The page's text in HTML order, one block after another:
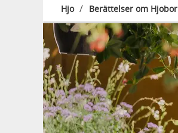
Hjo / Berättelser om Hjobor